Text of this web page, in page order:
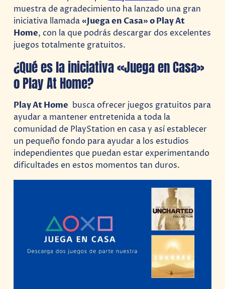
muestra de agradecimiento ha lanzado una gran
iniciativa llamada«Juega en Casa» o Play At
Home, con la que podrás descargar dos excelentes
juegos totalmente gratuitos.
¿Qué es la iniciativa «Juega en Casa»
o Play At Home?
Play At Home busca ofrecer juegos gratuitos para
ayudar a mantener entretenida a toda la
comunidad de PlayStation en casa y así establecer
un pequeño fondo para ayudar a los estudios
independientes que puedan estar experimentando
dificultades en estos momentos tan duros.